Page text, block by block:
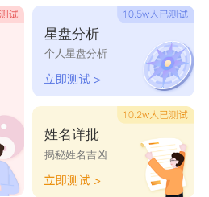
也就不远了。处女座在年底
的，会是很多人喜欢的小姐
合眼缘的人出现了。
严谨的，事事追求完美的
象，对于想要的情感都有自
想要的东西，付出巨大的努
较被动的类型，如果想追求
星盘分析
个人星盘分析
姓名详批
揭秘姓名吉凶